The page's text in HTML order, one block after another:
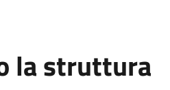
la struttura